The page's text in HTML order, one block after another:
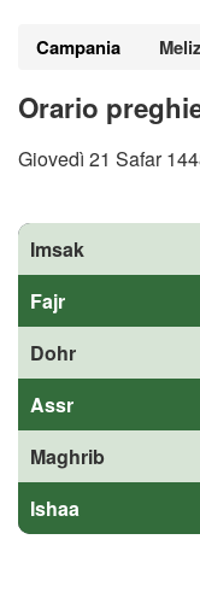
Campania
Orario
Giovedì 21 Safar
Imsak
Fajr
Dohr
Assr
Maghrib
Ishaa